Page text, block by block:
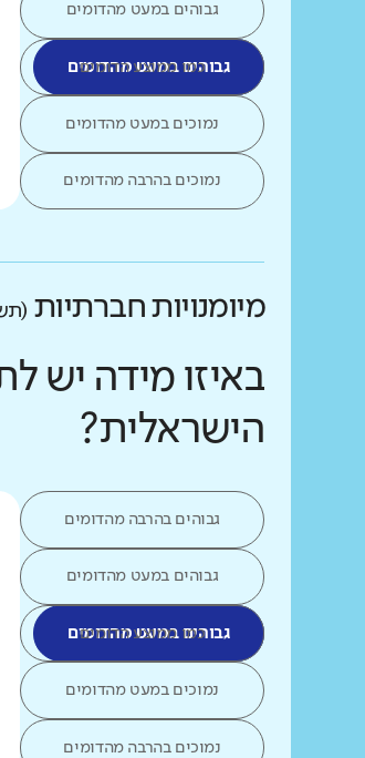
גבוהים במעט מהדומים
גבוהים במעט מהדומים
כמו ממוצע הדומים
נמוכים במעט מהדומים
נמוכים בהרבה מהדומים
מיומנויות חברתיות
באיזו מידה יש
הישראלית?
גבוהים בהרבה מהדומים
גבוהים במעט מהדומים
גבוהים במעט מהדומים
כמו ממוצע הדומים
נמוכים במעט מהדומים
נמוכים בהרבה מהדומים